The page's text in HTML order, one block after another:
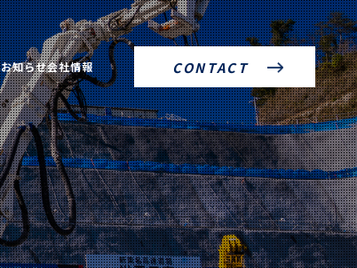
お知らせ会社情報